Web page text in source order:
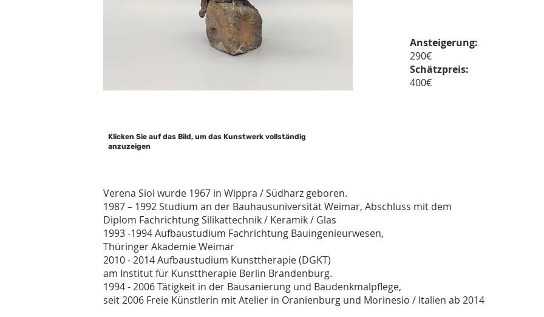
Ansteigerung:
290€
Schätzpreis:
400€
Klicken Sie auf das Bild, um das Kunstwerk vollständig
anzuzeigen
Verena Siol wurde 1967 in Wippra / Südharz geboren.
1987 – 1992 Studium an der Bauhausuniversität Weimar, Abschluss mit dem
Diplom Fachrichtung Silikattechnik / Keramik / Glas
1993 -1994 Aufbaustudium Fachrichtung Bauingenieurwesen,
Thüringer Akademie Weimar
2010 - 2014 Aufbaustudium Kunsttherapie (DGKT)
am Institut für Kunsttherapie Berlin Brandenburg.
1994 - 2006 Tätigkeit in der Bausanierung und Baudenkmalpflege,
seit 2006 Freie Künstlerin mit Atelier in Oranienburg und Morinesio / Italien ab 2014